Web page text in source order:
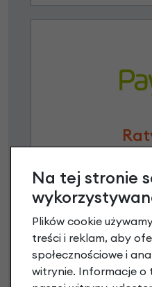
3
Raty do
Poznaj
Na tej stronie
Plików cookie
treści i reklam, aby
społecznościowe i
witrynie. Informacje o